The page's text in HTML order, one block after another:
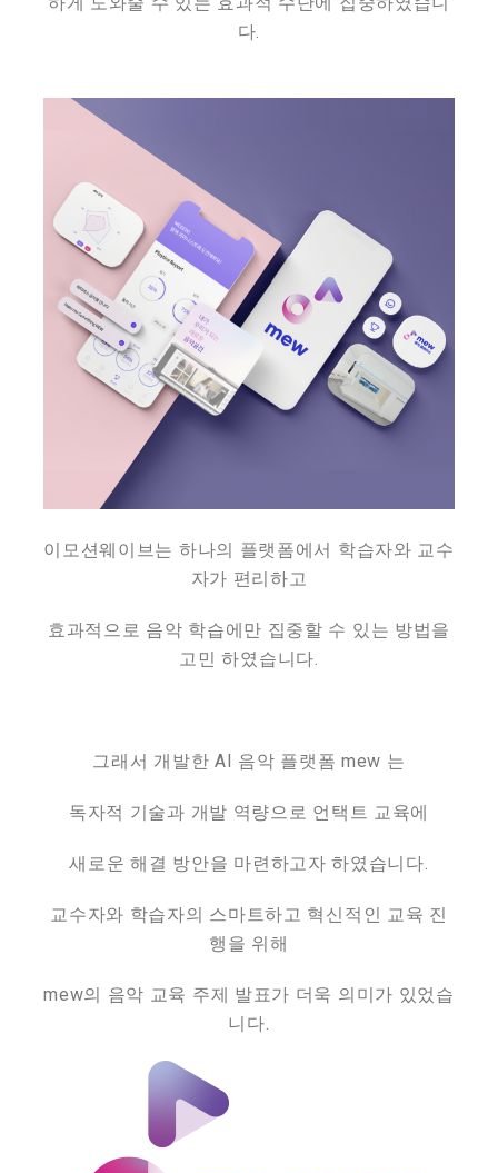
다.
이모션웨이브는 하나의 플랫폼에서 학습자와 교수
자가 편리하고
효과적으로 음악 학습에만 집중할 수 있는 방법을
고민 하였습니다.
그래서 개발한 AI 음악 플랫폼 mew 는
독자적 기술과 개발 역량으로 언택트 교육에
새로운 해결 방안을 마련하고자 하였습니다.
교수자와 학습자의 스마트하고 혁신적인 교육 진
행을 위해
mew의 음악 교육 주제 발표가 더욱 의미가 있었습
니다.